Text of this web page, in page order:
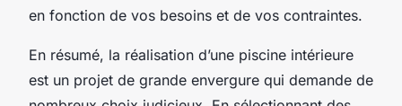
en fonction de vos besoins et de vos contraintes.
En résumé, la réalisation d’une piscine intérieure
est un projet de grande envergure qui demande de